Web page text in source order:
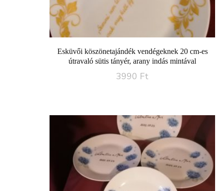
Esküvői köszönetajándék vendégeknek 20 cm-es
útravaló sütis tányér, arany indás mintával
3990 Ft